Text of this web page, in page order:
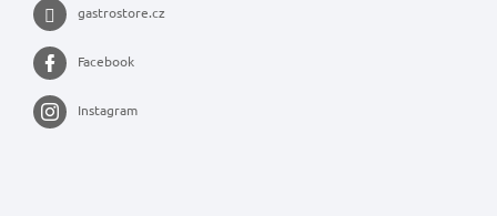
gastrostore.cz
Facebook
Instagram